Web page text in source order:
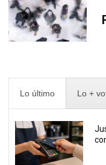
Lo último Lo +